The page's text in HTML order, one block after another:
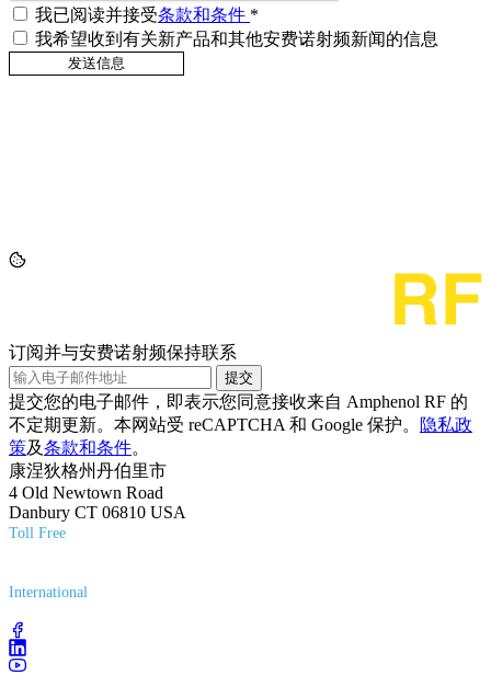
我已阅读并接受条款和条件 *
我希望收到有关新产品和其他安费诺射频新闻的信息
订阅并与安费诺射频保持联系
提交
提交您的电子邮件，即表示您同意接收来自 Amphenol RF 的
不定期更新。本网站受 reCAPTCHA 和 Google 保护。
隐私政
策及条款和条件。
康涅狄格州丹伯里市
4 Old Newtown Road
Danbury CT 06810 USA
Toll Free
International